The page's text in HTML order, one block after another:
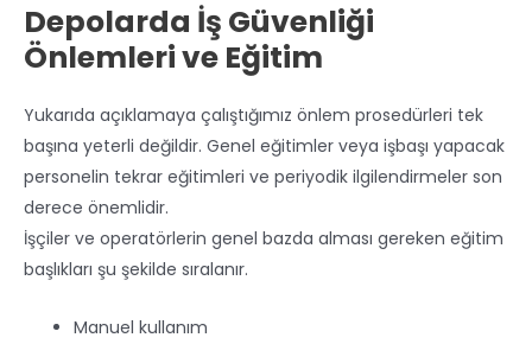
Depolarda İş Güvenliği
Önlemleri ve Eğitim
Yukarıda açıklamaya çalıştığımız önlem prosedürleri tek
başına yeterli değildir. Genel eğitimler veya işbaşı yapacak
personelin tekrar eğitimleri ve periyodik ilgilendirmeler son
derece önemlidir.
İşçiler ve operatörlerin genel bazda alması gereken eğitim
başlıkları şu şekilde sıralanır.
Manuel kullanım